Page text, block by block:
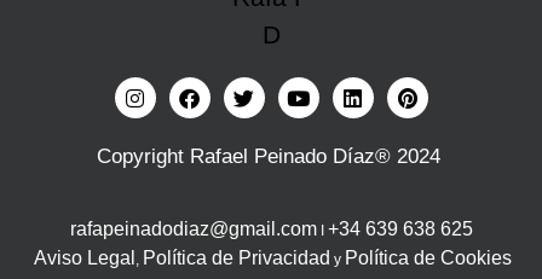
Copyright Rafael Peinado Díaz® 2024
rafapeinadodiaz@gmail.comI +34 639 638 625
Aviso Legal Política de Privacidad y Política de Cookies